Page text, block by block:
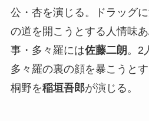
公・杏を演じる。ドラッグ
の道を開こうとする人情味
事・多々羅には佐藤二朗 。2
多々羅の裏の顔を暴こうと
桐野を稲垣吾郎が演じる。